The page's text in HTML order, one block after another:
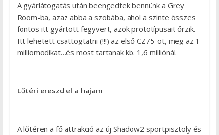
A gyárlátogatás után beengedtek bennünk a Grey
Room-ba, azaz abba a szobába, ahol a szinte összes
fontos itt gyártott fegyvert, azok prototípusait őrzik.
Itt lehetett csattogtatni (!!!) az első CZ75-öt, meg az 1
milliomodikat…és most tartanak kb. 1,6 milliónál.
Lőtéri ereszd el a hajam
A lőtéren a fő attrakció az új Shadow2 sportpisztoly és